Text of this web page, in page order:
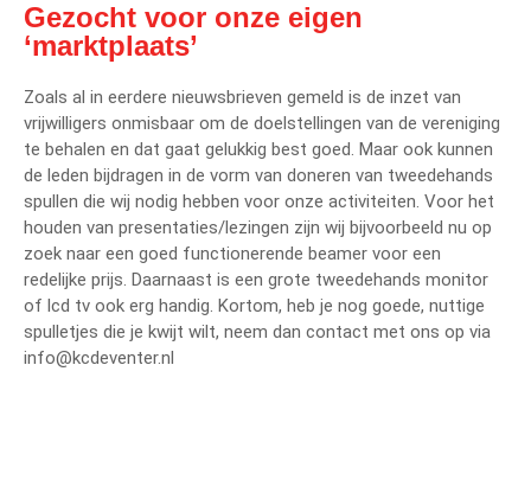
Gezocht voor onze eigen
‘marktplaats’
Zoals al in eerdere nieuwsbrieven gemeld is de inzet van
vrijwilligers onmisbaar om de doelstellingen van de vereniging
te behalen en dat gaat gelukkig best goed. Maar ook kunnen
de leden bijdragen in de vorm van doneren van tweedehands
spullen die wij nodig hebben voor onze activiteiten. Voor het
houden van presentaties/lezingen zijn wij bijvoorbeeld nu op
zoek naar een goed functionerende beamer voor een
redelijke prijs. Daarnaast is een grote tweedehands monitor
of lcd tv ook erg handig. Kortom, heb je nog goede, nuttige
spulletjes die je kwijt wilt, neem dan contact met ons op via
info@kcdeventer.nl